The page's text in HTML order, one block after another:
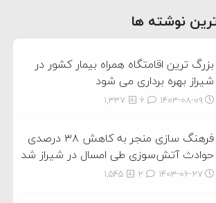
نوشته ها
بزرگ ترین اقامتگاه همراه بیمار کشور در
شیراز بهره برداری می شود
۱۴۰۳-۰۸-۰۹ 1,337
فرهنگ سازی منجر به کاهش ۳۸ درصدی
حوادث آتش‌سوزی طی امسال در شیراز شد
۱۴۰۳-۰۶-۲۷ 1,545